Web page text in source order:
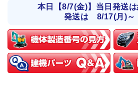
本日【8/7(金)】当日発送
発送は 8/17(月)